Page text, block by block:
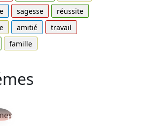
sagesse
réussite
amitié
travail
famille
thèmes